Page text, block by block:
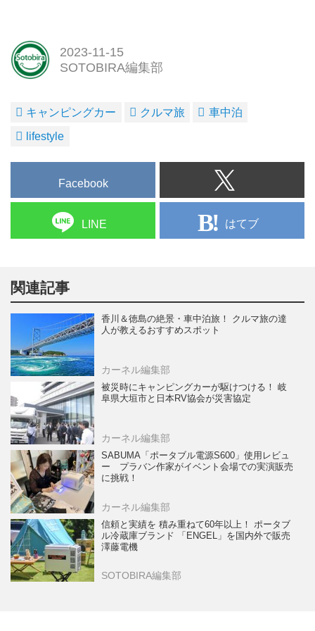
2023-11-15
SOTOBIRA編集部
キャンピングカー クルマ旅
車中泊
lifestyle
Facebook
LINE はてブ
関連記事
香川＆徳島の絶景・車中泊旅！ クルマ旅の達
人が教えるおすすめスポット
カーネル編集部
被災時にキャンピングカーが駆けつける！ 岐
阜県大垣市と日本RV協会が災害協定
カーネル編集部
SABUMA「ポータブル電源S600」使用レビュ
ー プラバン作家がイベント会場での実演販売
に挑戦！
カーネル編集部
信頼と実績を 積み重ねて60年以上！ ポータブ
ル冷蔵庫ブランド 「ENGEL」を国内外で販売
澤藤電機
SOTOBIRA編集部